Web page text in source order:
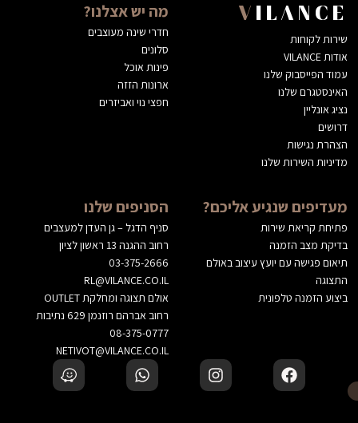
VILANCE
שירות לקוחות
אודות VILANCE
עמוד הפייסבוק שלנו
האינסטגרם שלנו
נציג אונליין
דרושים
הצהרת נגישות
מדיניות השירות שלנו
מה יש אצלנו?
חדרי שינה מעוצבים
סלונים
פינות אוכל
ארונות הזזה
חפצי נוי ואביזרים
מעדיפים שנגיע אליכם?
פתיחת קריאת שירות
בדיקת מצב הזמנה
תיאום פגישה עם יועץ עיצוב באולם
התצוגה
ביצוע הזמנה טלפונית
הסניפים שלנו
סניף הדגל – גן העדן למעצבים
רחוב ההגנה 13 ראשון לציון
03-375-2666
RL@VILANCE.CO.IL
אולם תצוגה ומחלקת OUTLET
רחוב אברהם רוזנמן 629 נתיבות
08-375-0777
NETIVOT@VILANCE.CO.IL